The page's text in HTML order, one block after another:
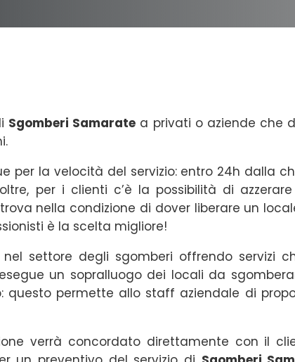
Sgomberi Samarate a privati o aziende che
per la velocità del servizio: entro 24h dalla
per i clienti c’è la possibilità di
nella condizione di dover liberare un
è la scelta migliore!
settore degli sgomberi offrendo servizi
un sopralluogo dei locali da
permette allo staff aziendale di
verrà concordato direttamente con il